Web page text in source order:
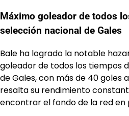
Máximo goleador de todos
selección nacional de Gales
Bale ha logrado la notable
goleador de todos los tiempos
de Gales, con más de 40 goles
resalta su rendimiento
encontrar el fondo de la red en